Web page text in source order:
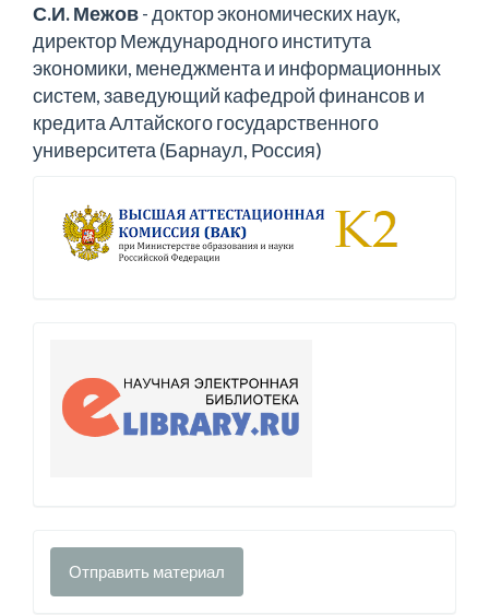
С.И. Межов- доктор экономических наук,
директор Международного института
экономики, менеджмента и информационных
систем, заведующий кафедрой финансов и
кредита Алтайского государственного
университета (Барнаул, Россия)
Отправить материал